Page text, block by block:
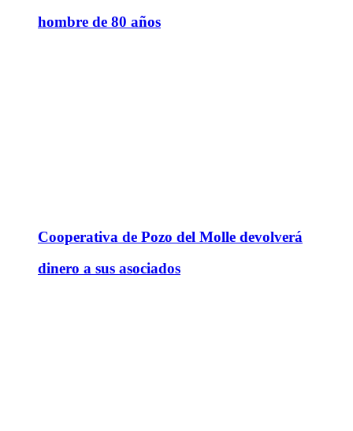
hombre de 80 años
Cooperativa de Pozo del Molle devolverá
dinero a sus asociados